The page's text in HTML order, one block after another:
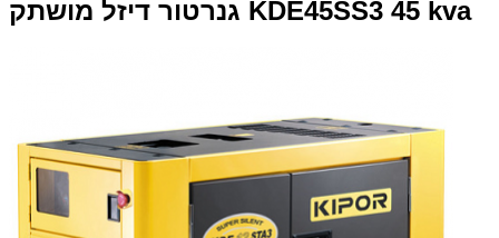
גנרטור דיזל מושתק KDE45SS3 45 kva